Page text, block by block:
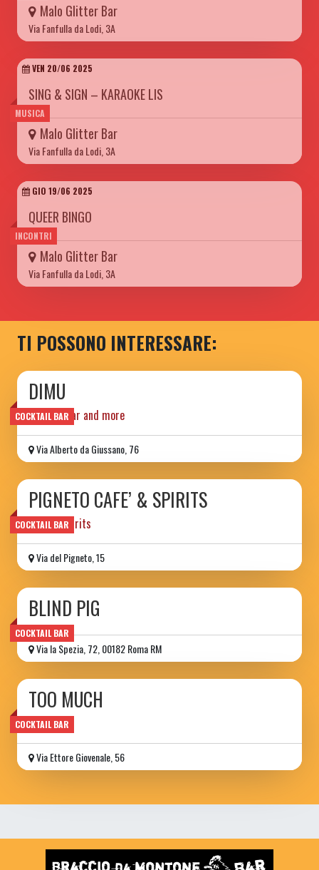
Malo Glitter Bar
Via Fanfulla da Lodi, 3A
MUSICA
VEN 20/06 2025
SING & SIGN – KARAOKE LIS
Malo Glitter Bar
Via Fanfulla da Lodi, 3A
INCONTRI
GIO 19/06 2025
QUEER BINGO
Malo Glitter Bar
Via Fanfulla da Lodi, 3A
TI POSSONO INTERESSARE:
COCKTAIL BAR
DIMU
cocktail bar and more
Via Alberto da Giussano, 76
COCKTAIL BAR
PIGNETO CAFE’ & SPIRITS
cafe' & spirits
Via del Pigneto, 15
COCKTAIL BAR
BLIND PIG
Via la Spezia, 72, 00182 Roma RM
COCKTAIL BAR
TOO MUCH
wine bar
Via Ettore Giovenale, 56